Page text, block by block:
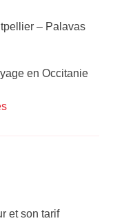
– Palavas
en Occitanie
et son tarif